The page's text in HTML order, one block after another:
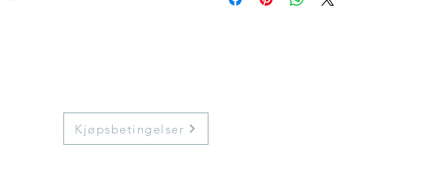
Kjøpsbetingelser